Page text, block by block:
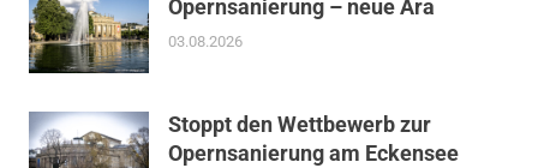
Opernsanierung – neue Ära
03.08.2026
Stoppt den Wettbewerb zur
Opernsanierung am Eckensee